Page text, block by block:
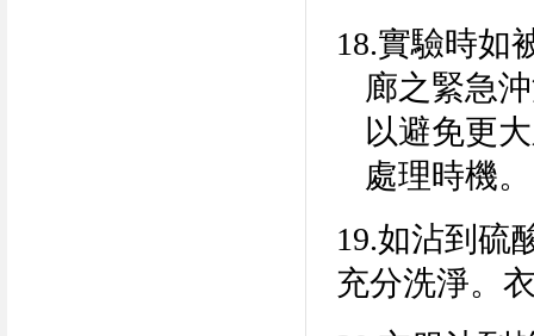
18.實驗時如
廊之緊急
以避免更
處理時機。
19.如沾到硫
充分洗淨。